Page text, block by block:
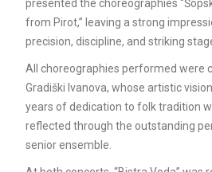
presented the choreographies
from Pirot,” leaving a strong
precision, discipline, and striking
All choreographies performed were
Gradiški Ivanova, whose artistic
years of dedication to folk tradition
reflected through the outstanding
senior ensemble.